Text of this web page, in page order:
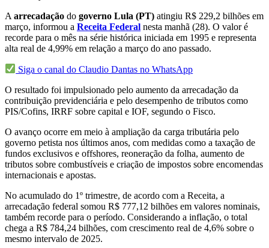
A arrecadação do governo Lula (PT) atingiu R$ 229,2 bilhões em
março, informou a Receita Federal nesta manhã (28). O valor é
recorde para o mês na série histórica iniciada em 1995 e representa
alta real de 4,99% em relação a março do ano passado.
Siga o canal do Claudio Dantas no WhatsApp
O resultado foi impulsionado pelo aumento da arrecadação da
contribuição previdenciária e pelo desempenho de tributos como
PIS/Cofins, IRRF sobre capital e IOF, segundo o Fisco.
O avanço ocorre em meio à ampliação da carga tributária pelo
governo petista nos últimos anos, com medidas como a taxação de
fundos exclusivos e offshores, reoneração da folha, aumento de
tributos sobre combustíveis e criação de impostos sobre encomendas
internacionais e apostas.
No acumulado do 1º trimestre, de acordo com a Receita, a
arrecadação federal somou R$ 777,12 bilhões em valores nominais,
também recorde para o período. Considerando a inflação, o total
chega a R$ 784,24 bilhões, com crescimento real de 4,6% sobre o
mesmo intervalo de 2025.